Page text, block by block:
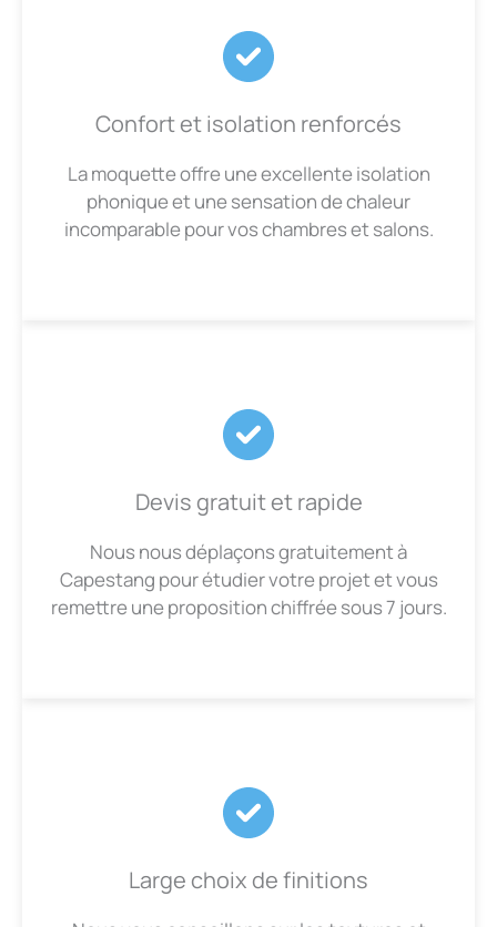
Confort et isolation renforcés
La moquette offre une excellente isolation
phonique et une sensation de chaleur
incomparable pour vos chambres et salons.
Devis gratuit et rapide
Nous nous déplaçons gratuitement à
Capestang pour étudier votre projet et vous
remettre une proposition chiffrée sous 7 jours.
Large choix de finitions